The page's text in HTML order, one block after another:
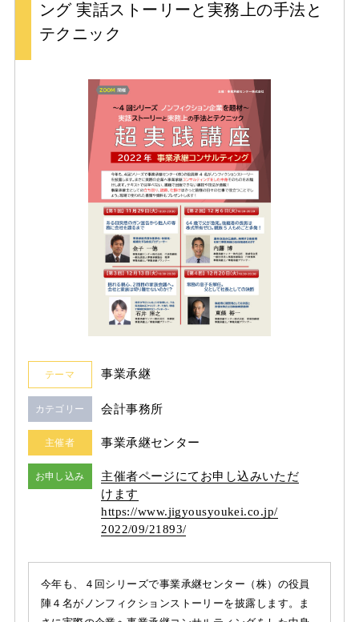
ング 実話ストーリーと実務上の手法と
テクニック
カテゴリー 会計事務所
テーマ 事業承継
主催者 事業承継センター
お申し込み
主催者ページにてお申し込みいただ
けます
https://www.jigyousyoukei.co.jp/
2022/09/21893/
今年も、４回シリーズで事業承継センター（株）の役員
陣４名がノンフィクションストーリーを披露します。ま